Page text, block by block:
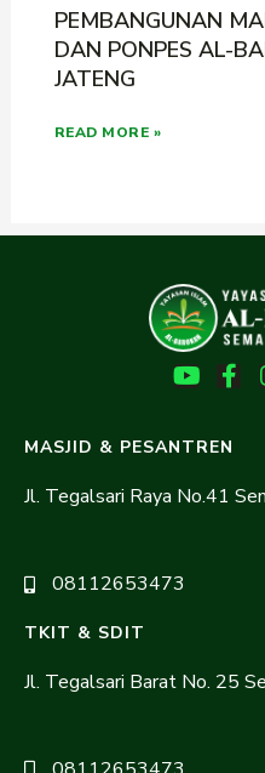
PEMBANGUNAN
DAN PONPES AL-
JATENG
READ MORE »
MASJID & PESANTREN
Jl. Tegalsari Raya No.41
08112653473
TKIT & SDIT
Jl. Tegalsari Barat No. 25